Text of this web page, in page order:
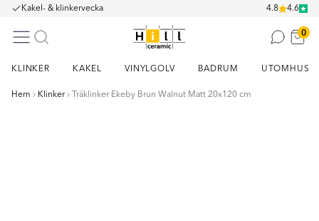
Kakel- & klinkervecka 4.8 4.6
0
KLINKER KAKEL VINYLGOLV BADRUM UTOMHUS
Hem Klinker Träklinker Ekeby Brun Walnut Matt 20x120 cm